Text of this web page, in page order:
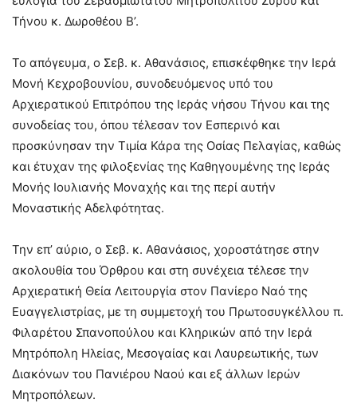
Τήνου κ. Δωροθέου Β’.
Το απόγευμα, ο Σεβ. κ. Αθανάσιος, επισκέφθηκε την Ιερά
Μονή Κεχροβουνίου, συνοδευόμενος υπό του
Αρχιερατικού Επιτρόπου της Ιεράς νήσου Τήνου και της
συνοδείας του, όπου τέλεσαν τον Εσπερινό και
προσκύνησαν την Τιμία Κάρα της Οσίας Πελαγίας, καθώς
και έτυχαν της φιλοξενίας της Καθηγουμένης της Ιεράς
Μονής Ιουλιανής Μοναχής και της περί αυτήν
Μοναστικής Αδελφότητας.
Την επ’ αύριο, ο Σεβ. κ. Αθανάσιος, χοροστάτησε στην
ακολουθία του Όρθρου και στη συνέχεια τέλεσε την
Αρχιερατική Θεία Λειτουργία στον Πανίερο Ναό της
Ευαγγελιστρίας, με τη συμμετοχή του Πρωτοσυγκέλλου π.
Φιλαρέτου Σπανοπούλου και Κληρικών από την Ιερά
Μητρόπολη Ηλείας, Μεσογαίας και Λαυρεωτικής, των
Διακόνων του Πανιέρου Ναού και εξ άλλων Ιερών
Μητροπόλεων.